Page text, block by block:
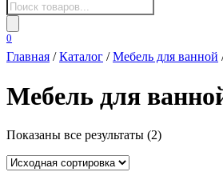
Поиск
товаров
0
Главная /Каталог /Мебель для ванной
Мебель для
Показаны все результаты (2)